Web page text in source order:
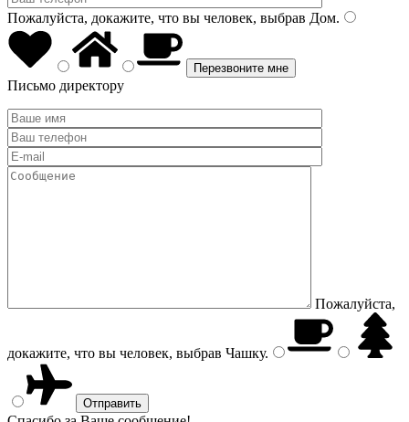
Пожалуйста, докажите, что вы человек, выбрав Дом.
Письмо директору
Пожалуйста,
докажите, что вы человек, выбрав Чашку.